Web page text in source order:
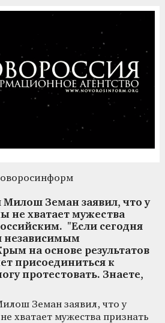
Земан заявил, что у
не хватает мужества
"Если сегодня
независимым
на основе результатов
присоединиться к
протестовать. Знаете,
Земан заявил, что у
хватает мужества признать